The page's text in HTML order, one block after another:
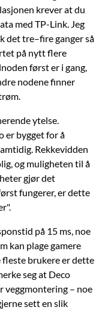
krever at du
med TP-Link. Jeg
det tre–fire ganger så
på nytt flere
først er i gang,
nodene finner
ytelse.
er bygget for å
Rekkevidden
og muligheten til å
gjør det
fungerer, er dette
på 15 ms, noe
kan plage gamere
fleste brukere er dette
seg at Deco
veggmontering – noe
sett en slik